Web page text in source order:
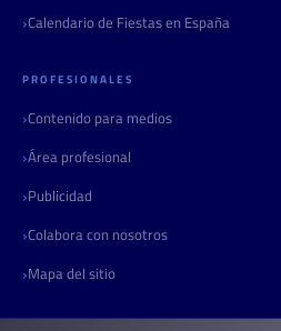
Calendario de Fiestas en España
PROFESIONALES
Contenido para medios
Área profesional
Publicidad
Colabora con nosotros
Mapa del sitio